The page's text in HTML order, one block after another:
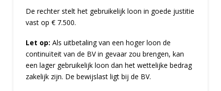
De rechter stelt het gebruikelijk loon in goede justitie
vast op € 7.500.
Let op: Als uitbetaling van een hoger loon de
continuïteit van de BV in gevaar zou brengen, kan
een lager gebruikelijk loon dan het wettelijke bedrag
zakelijk zijn. De bewijslast ligt bij de BV.